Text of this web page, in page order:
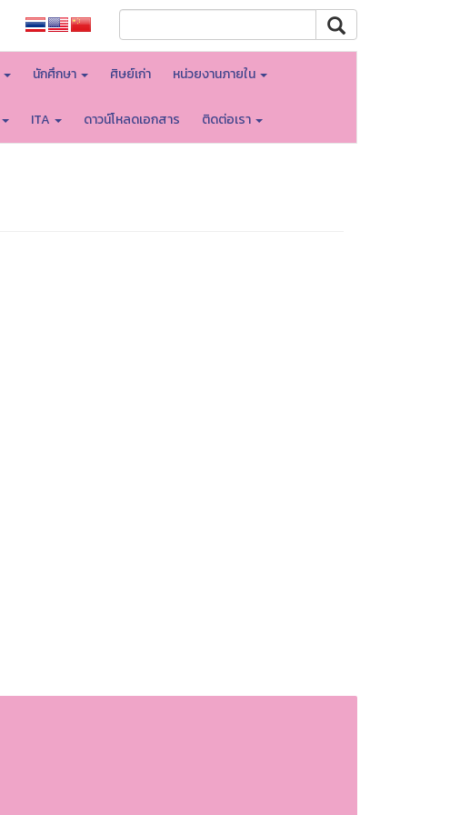
นักศึกษา ศิษย์เก่า หน่วยงานภายใน
ITA ดาวน์โหลดเอกสาร ติดต่อเรา